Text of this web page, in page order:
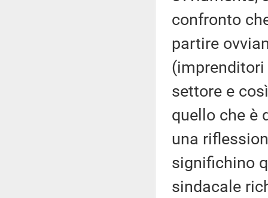
confronto
partire
(imprenditori
settore e
quello che è
una
significhino
sindacale